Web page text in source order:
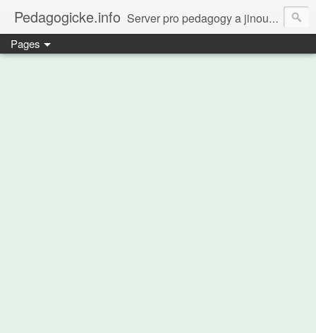
Pedagogicke.info Server pro pedagogy a jinou zvířenu
Pages